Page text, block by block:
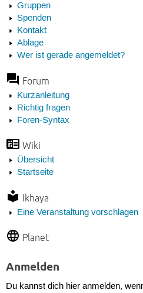
Gruppen
Spenden
Kontakt
Ablage
Wer ist gerade angemeldet?
Forum
Kurzanleitung
Richtig fragen
Foren-Syntax
Wiki
Übersicht
Startseite
Ikhaya
Eine Veranstaltung vorschlagen
Planet
Anmelden
Du kannst dich hier anmelden,